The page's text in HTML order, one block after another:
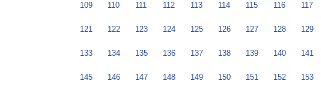
109 110 111 112 113 114 115 116 117
121 122 123 124 125 126 127 128 129
133 134 135 136 137 138 139 140 141
145 146 147 148 149 150 151 152 153